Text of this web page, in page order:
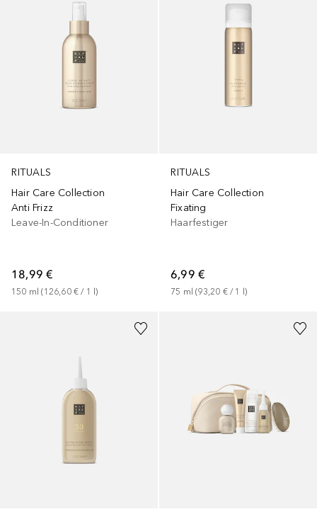
RITUALS
Hair Care Collection
Anti Frizz
Leave-In-Conditioner
18,99 €
150 ml (126,60 € / 1 l)
RITUALS
Hair Care Collection
Fixating
Haarfestiger
6,99 €
75 ml (93,20 € / 1 l)